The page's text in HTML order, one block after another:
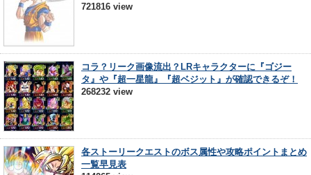
721816 view
コラ？リーク画像流出？LRキャラクターに『ゴジー
タ』や『超一星龍』『超ベジット』が確認できるぞ！
268232 view
各ストーリークエストのボス属性や攻略ポイントまとめ
一覧早見表